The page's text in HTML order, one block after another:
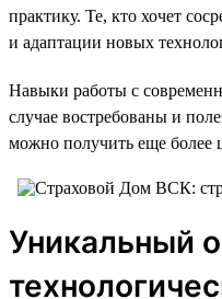
практику. Те, кто хочет
и адаптации новых
Навыки работы с
случае востребованы и
можно получить еще более
Уникальный